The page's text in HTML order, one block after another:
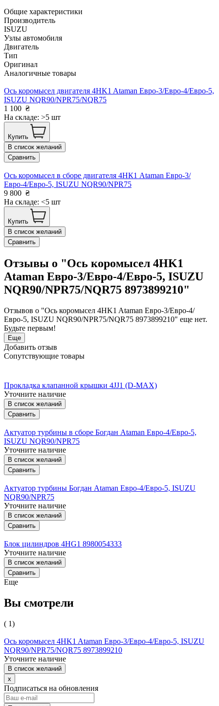
Общие характеристики
Производитель
ISUZU
Узлы автомобиля
Двигатель
Тип
Оригинал
Аналогичные товары
Ось коромысел двигателя 4HK1 Ataman Евро-3/Евро-4/Евро-5,
ISUZU NQR90/NPR75/NQR75
1 100 ₴
На складе: >5 шт
Купить
В список желаний
Сравнить
Ось коромысел в сборе двигателя 4HК1 Ataman Евро-3/
Евро-4/Евро-5, ISUZU NQR90/NPR75
9 800 ₴
На складе: <5 шт
Купить
В список желаний
Сравнить
Отзывы о "Ось коромысел 4HK1
Ataman Евро-3/Евро-4/Евро-5, ISUZU
NQR90/NPR75/NQR75 8973899210"
Отзывов о "Ось коромысел 4HK1 Ataman Евро-3/Евро-4/
Евро-5, ISUZU NQR90/NPR75/NQR75 8973899210" еще нет.
Будьте первым!
Еще
Добавить отзыв
Сопутствующие товары
Прокладка клапанной крышки 4JJ1 (D-MAX)
Уточните наличие
В список желаний
Сравнить
Актуатор турбины в сборе Богдан Ataman Евро-4/Евро-5,
ISUZU NQR90/NPR75
Уточните наличие
В список желаний
Сравнить
Актуатор турбины Богдан Ataman Евро-4/Евро-5, ISUZU
NQR90/NPR75
Уточните наличие
В список желаний
Сравнить
Блок цилиндров 4HG1 8980054333
Уточните наличие
В список желаний
Сравнить
Еще
Вы смотрели
( 1)
Ось коромысел 4HK1 Ataman Евро-3/Евро-4/Евро-5, ISUZU
NQR90/NPR75/NQR75 8973899210
Уточните наличие
В список желаний
x
Подписаться на обновления